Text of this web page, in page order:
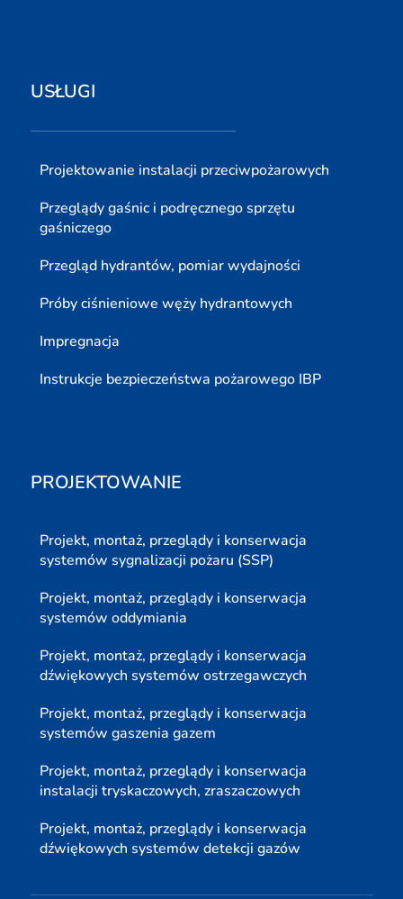
USŁUGI
Projektowanie instalacji przeciwpożarowych
Przeglądy gaśnic i podręcznego sprzętu
gaśniczego
Przegląd hydrantów, pomiar wydajności
Próby ciśnieniowe węży hydrantowych
Impregnacja
Instrukcje bezpieczeństwa pożarowego IBP
PROJEKTOWANIE
Projekt, montaż, przeglądy i konserwacja
systemów sygnalizacji pożaru (SSP)
Projekt, montaż, przeglądy i konserwacja
systemów oddymiania
Projekt, montaż, przeglądy i konserwacja
dźwiękowych systemów ostrzegawczych
Projekt, montaż, przeglądy i konserwacja
systemów gaszenia gazem
Projekt, montaż, przeglądy i konserwacja
instalacji tryskaczowych, zraszaczowych
Projekt, montaż, przeglądy i konserwacja
dźwiękowych systemów detekcji gazów